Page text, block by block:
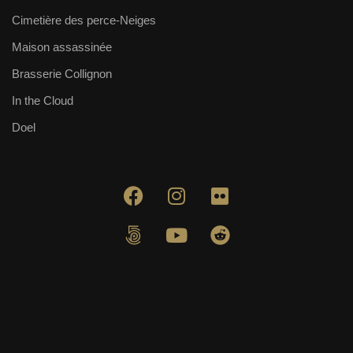
Cimetière des perce-Neiges
Maison assassinée
Brasserie Collignon
In the Cloud
Doel